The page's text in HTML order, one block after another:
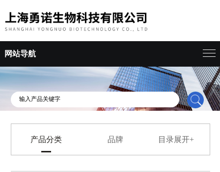
网站导航
产品分类 品牌 目录展开+